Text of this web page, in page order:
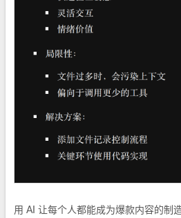
用 AI 让每个人都能成为爆款内容的制造